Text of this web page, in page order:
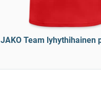
JAKO Team lyhythihainen